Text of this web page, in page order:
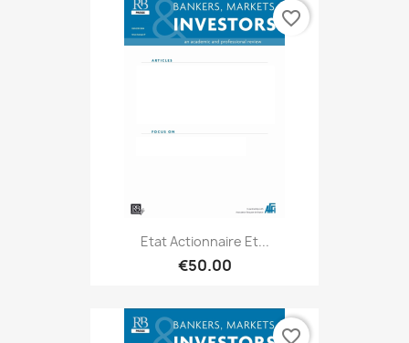
Etat Actionnaire Et...
€50.00
favorite_border
favorite_border